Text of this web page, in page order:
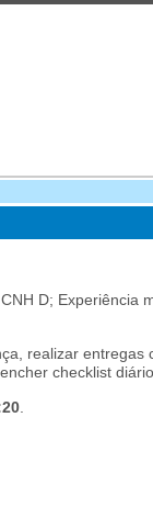
D; Experiência
realizar
checklist